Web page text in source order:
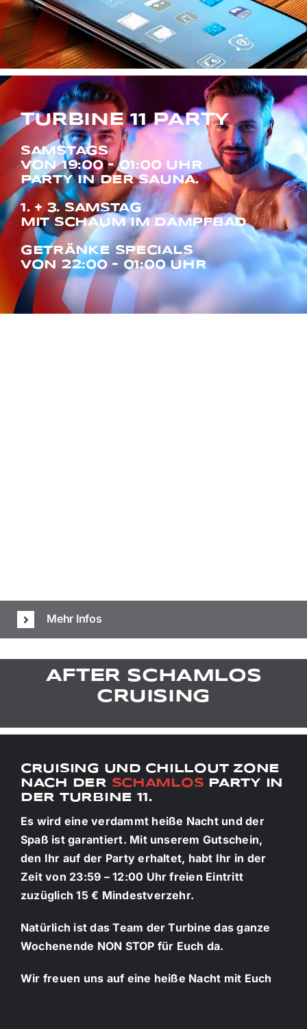
TURBINE 11 PARTY
SAMSTAGS
VON 19:00 - 01:00 UHR
PARTY IN DER SAUNA.
1. + 3. SAMSTAG
MIT SCHAUM IM DAMPFBAD
GETRÄNKE SPECIALS
VON 22:00 - 01:00 UHR
Mehr Infos
AFTER SCHAMLOS
CRUISING
CRUISING UND CHILLOUT ZONE
NACH DER SCHAMLOS PARTY IN
DER TURBINE 11.
Es wird eine verdammt heiße Nacht und der
Spaß ist garantiert. Mit unserem Gutschein,
den Ihr auf der Party erhaltet, habt Ihr in der
Zeit von 23:59 – 12:00 Uhr freien Eintritt
zuzüglich 15 € Mindestverzehr.
Natürlich ist das Team der Turbine das ganze
Wochenende NON STOP für Euch da.
Wir freuen uns auf eine heiße Nacht mit Euch